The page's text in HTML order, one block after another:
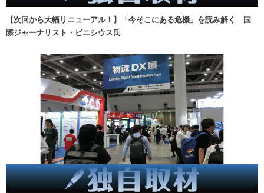
【次回から大幅リニューアル！】「今そこにある危機」を読み解く 国
際ジャーナリスト・ビニシウス氏